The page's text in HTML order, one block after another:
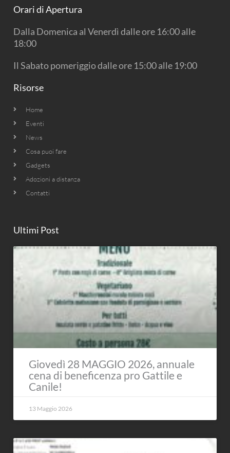
m
Orari di Apertura
Dalla Domenica al Venerdì dalle ore 16:00 alle
18:00
Il Sabato pomeriggio dalle ore 15:00 alle 19:00
Risorse
Home
Eventi
News
Cosa puoi fare
Gadgets
Adozioni a distanza
Contatti
Ultimi Post
Giovedì 28 MAGGIO 2026, annuale
cena di beneficenza pro Gattile e
Canile!
13 Maggio 2026